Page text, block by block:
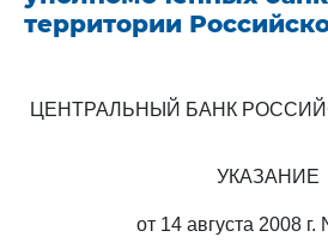
территории
ЦЕНТРАЛЬНЫЙ БАНК
УКАЗАНИЕ
от 14 августа 2008 г.